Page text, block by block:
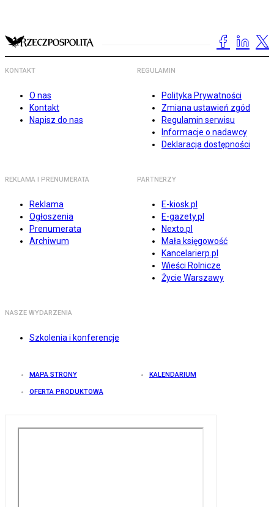
KONTAKT
O nas
Kontakt
Napisz do nas
REGULAMIN
Polityka Prywatności
Zmiana ustawień zgód
Regulamin serwisu
Informacje o nadawcy
Deklaracja dostępności
REKLAMA I PRENUMERATA
Reklama
Ogłoszenia
Prenumerata
Archiwum
PARTNERZY
E-kiosk.pl
E-gazety.pl
Nexto.pl
Mała księgowość
Kancelarierp.pl
Wieści Rolnicze
Życie Warszawy
NASZE WYDARZENIA
Szkolenia i konferencje
MAPA STRONY KALENDARIUM
OFERTA PRODUKTOWA